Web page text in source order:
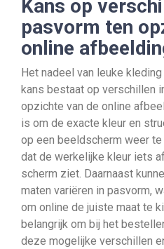
Kans op
pasvorm ten
online
Het nadeel van leuke
kans bestaat op verschillen
opzichte van de online
is om de exacte kleur en
op een beeldscherm weer
dat de werkelijke kleur iets
scherm ziet. Daarnaast
maten variëren in pasvorm,
om online de juiste maat te
belangrijk om bij het
deze mogelijke verschillen